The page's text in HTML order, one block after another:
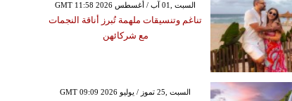
GMT 11:58 2026 السبت ,01 آب / أغسطس
تناغم وتنسيقات ملهمة تُبرز أناقة النجمات
مع شركائهن
GMT 09:09 2026 السبت ,25 تموز / يوليو